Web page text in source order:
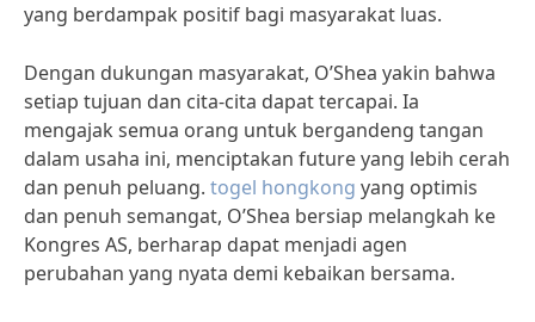
yang berdampak positif bagi masyarakat luas.
Dengan dukungan masyarakat, O’Shea yakin bahwa
setiap tujuan dan cita-cita dapat tercapai. Ia
mengajak semua orang untuk bergandeng tangan
dalam usaha ini, menciptakan future yang lebih cerah
dan penuh peluang. togel hongkong yang optimis
dan penuh semangat, O’Shea bersiap melangkah ke
Kongres AS, berharap dapat menjadi agen
perubahan yang nyata demi kebaikan bersama.